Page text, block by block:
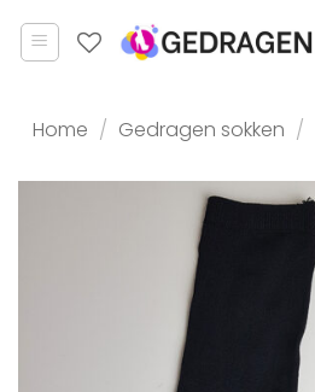
naar
Home / Gedragen sokken /